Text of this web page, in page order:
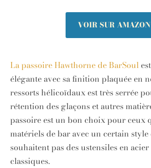
VOIR SUR AMAZON
La passoire Hawthorne de BarSoul
élégante avec sa finition plaquée en
ressorts hélicoïdaux est très serrée
rétention des glaçons et autres
passoire est un bon choix pour ceux
matériels de bar avec un certain
souhaitent pas des ustensiles en
classiques.